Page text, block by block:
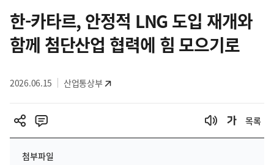
텐
츠
영
한-카타르, 안정적 LNG 도입 재개와
함께 첨단산업 협력에 힘 모으기로
2026.06.15 산업통상부
목록
첨부파일